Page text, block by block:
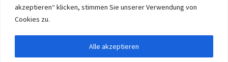
akzeptieren“ klicken, stimmen Sie unserer Verwendung von
Cookies zu.
Alle akzeptieren
© 2026 Eruon Trade UG, Germany, member of the ERUON